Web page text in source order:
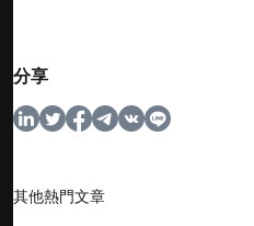
分享
其他熱門文章